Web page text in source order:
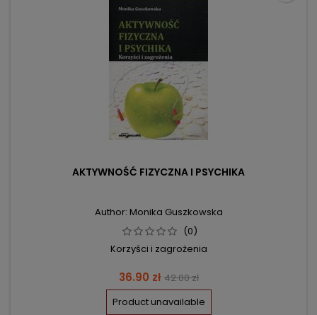
AKTYWNOŚĆ FIZYCZNA I PSYCHIKA
Author: Monika Guszkowska
(0)
Korzyści i zagrożenia
Price
36.90 zł Regular
price
42.00 zł
Product unavailable